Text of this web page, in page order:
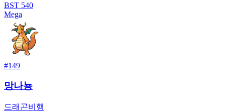
BST 540
Mega
#149
망나뇽
드래곤비행